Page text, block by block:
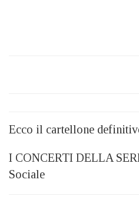
Ecco il cartellone
I CONCERTI DELLA
Sociale